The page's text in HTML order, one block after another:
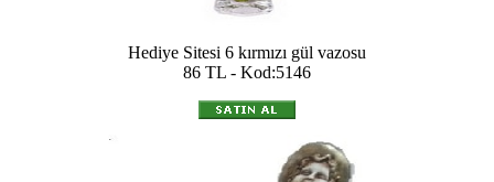
Hediye Sitesi 6 kırmızı gül vazosu
86 TL - Kod:5146